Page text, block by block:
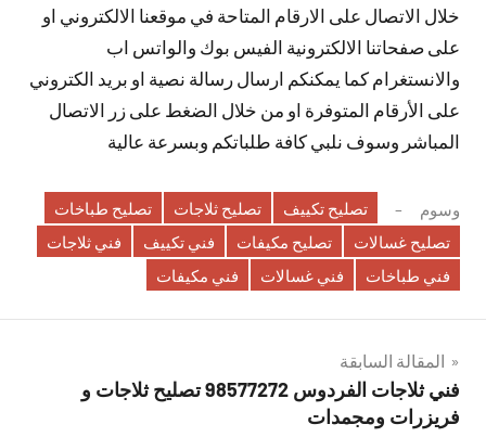
خلال الاتصال على الارقام المتاحة في موقعنا الالكتروني او
على صفحاتنا الالكترونية الفيس بوك والواتس اب
والانستغرام كما يمكنكم ارسال رسالة نصية او بريد الكتروني
على الأرقام المتوفرة او من خلال الضغط على زر الاتصال
المباشر وسوف نلبي كافة طلباتكم وبسرعة عالية
وسوم تصليح تكييف تصليح ثلاجات
تصليح طباخات
تصليح غسالات
تصليح مكيفات فني تكييف
فني ثلاجات
فني طباخات
فني غسالات فني مكيفات
تصفّح
المقالات
المقالة السابقة
فني ثلاجات الفردوس 98577272 تصليح ثلاجات و
فريزرات ومجمدات